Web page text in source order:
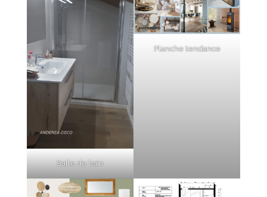
Salle de bain
Planche tendance